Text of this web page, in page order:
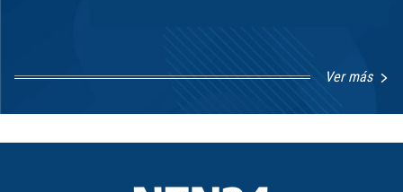
Ver más
1
8